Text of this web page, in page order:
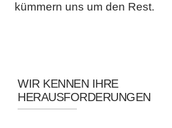
kümmern uns um den Rest.
WIR KENNEN IHRE
HERAUSFORDERUNGEN